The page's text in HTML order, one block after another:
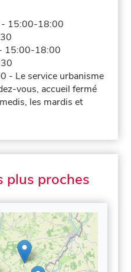
- 15:00-18:00
15:00-18:00
- Le service urbanisme
vous, accueil fermé
les mardis et
plus proches